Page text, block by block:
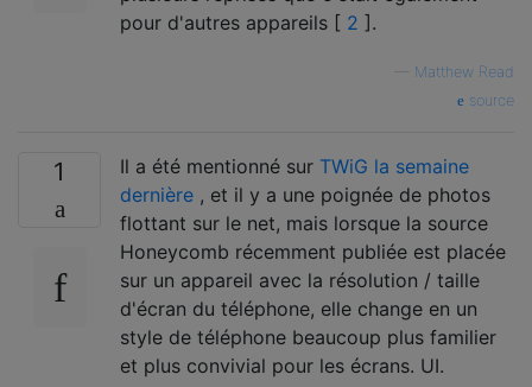
pour d'autres appareils [ 2 ].
Matthew Read
source
1 Il a été mentionné sur TWiG la semaine
dernière , et il y a une poignée de photos
flottant sur le net, mais lorsque la source
Honeycomb récemment publiée est placée
sur un appareil avec la résolution / taille
d'écran du téléphone, elle change en un
style de téléphone beaucoup plus familier
et plus convivial pour les écrans. UI.